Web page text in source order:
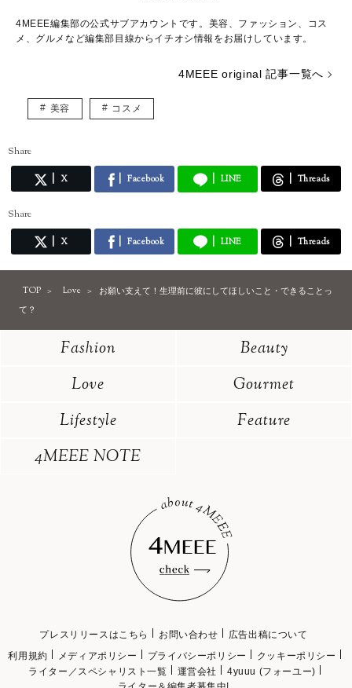
4MEEE編集部の公式サブアカウントです。美容、ファッション、コス
メ、グルメなど編集部目線からイチオシ情報をお届けしています。
4MEEE original 記事一覧へ
美容 コスメ
Share
X Facebook LINE Threads
Share
X Facebook LINE Threads
TOP Love
お願い支えて！生理前に彼にしてほしいこと・できることっ
て？
Fashion
Beauty
Love
Gourmet
Lifestyle
Feature
4MEEE NOTE
プレスリリースはこちら お問い合わせ
広告出稿について
利用規約
メディアポリシー プライバシーポリシー
クッキーポリシー
ライター／スペシャリスト一覧
運営会社
4yuuu (フォーユー)